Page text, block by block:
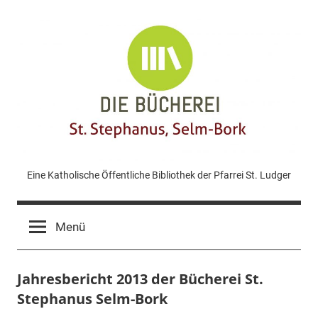
KÖB
St.
Stephanus
Bork
Eine Katholische Öffentliche Bibliothek der Pfarrei St. Ludger
Menü
Jahresbericht 2013 der Bücherei St.
Stephanus Selm-Bork